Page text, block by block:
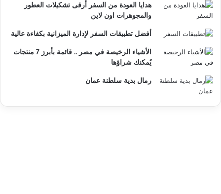
هدايا العودة من السفر أرقى تشكيلات العطور
والمجوهرات اون لاين
أفضل تطبيقات السفر لإدارة الميزانية بكفاءة عالية
الأشياء الرخيصة في مصر .. قائمة بأبرز 7 منتجات
يُمكنك شراؤها
رمال بدية سلطنة عمان